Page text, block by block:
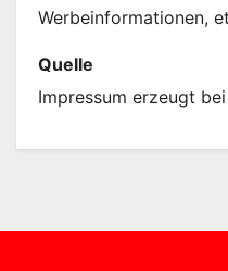
Werbeinformationen,
Quelle
Impressum erzeugt